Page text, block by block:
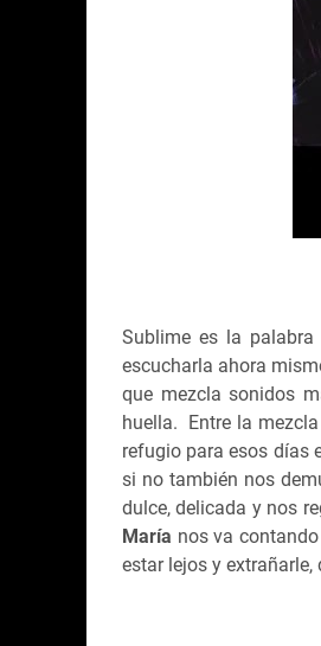
Sublime es la palabra
escucharla ahora
que mezcla sonidos
huella. Entre la
refugio para esos días
si no también nos
dulce, delicada y nos
María nos va
estar lejos y